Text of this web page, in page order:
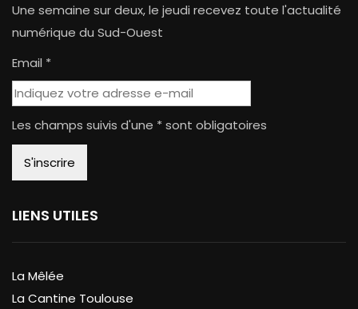
Une semaine sur deux, le jeudi recevez toute l'actualité
numérique du Sud-Ouest
Email *
Les champs suivis d'une * sont obligatoires
LIENS UTILES
La Mêlée
La Cantine Toulouse